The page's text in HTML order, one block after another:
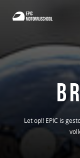
Let op!! EPIC is